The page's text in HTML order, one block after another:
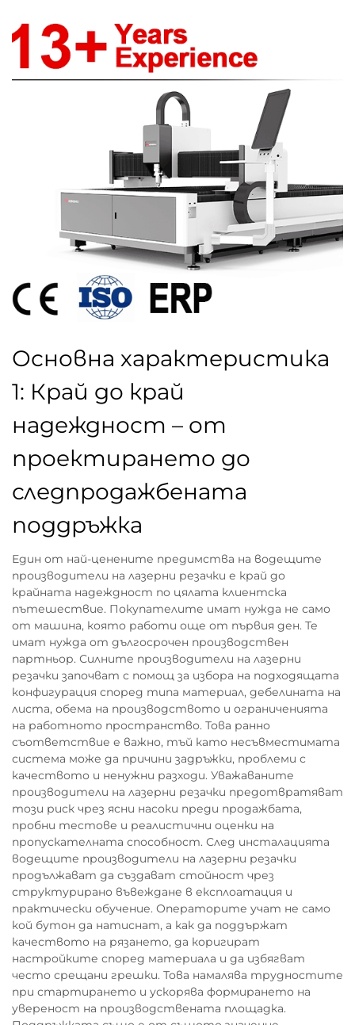
Основна характеристика
1: Край до край
надеждност – от
проектирането до
следпродажбената
поддръжка
Един от най-ценените предимства на водещите
производители на лазерни резачки е край до
крайната надеждност по цялата клиентска
пътешествие. Покупателите имат нужда не само
от машина, която работи още от първия ден. Те
имат нужда от дългосрочен производствен
партньор. Силните производители на лазерни
резачки започват с помощ за избора на подходящата
конфигурация според типа материал, дебелината на
листа, обема на производството и ограниченията
на работното пространство. Това ранно
съответствие е важно, тъй като несъвместимата
система може да причини задръжки, проблеми с
качеството и ненужни разходи. Уважаваните
производители на лазерни резачки предотвратяват
този риск чрез ясни насоки преди продажбата,
пробни тестове и реалистични оценки на
пропускателната способност. След инсталацията
водещите производители на лазерни резачки
продължават да създават стойност чрез
структурирано въвеждане в експлоатация и
практически обучение. Операторите учат не само
кой бутон да натиснат, а как да поддържат
качеството на рязането, да коригират
настройките според материала и да избягват
често срещани грешки. Това намалява трудностите
при стартирането и ускорява формирането на
увереност на производствената площадка.